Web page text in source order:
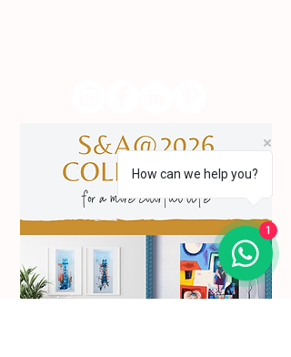
How can we help you?
1